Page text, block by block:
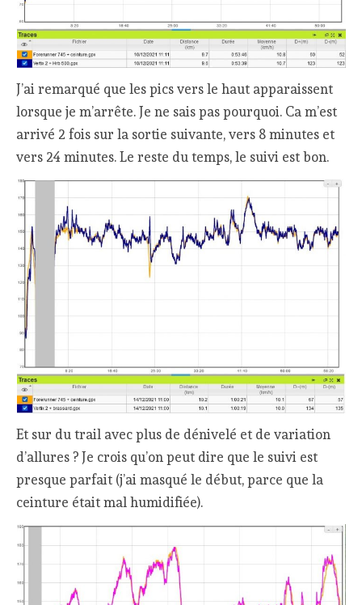
J’ai remarqué que les pics vers le haut apparaissent
lorsque je m’arrête. Je ne sais pas pourquoi. Ca m’est
arrivé 2 fois sur la sortie suivante, vers 8 minutes et
vers 24 minutes. Le reste du temps, le suivi est bon.
Et sur du trail avec plus de dénivelé et de variation
d’allures ? Je crois qu’on peut dire que le suivi est
presque parfait (j’ai masqué le début, parce que la
ceinture était mal humidifiée).